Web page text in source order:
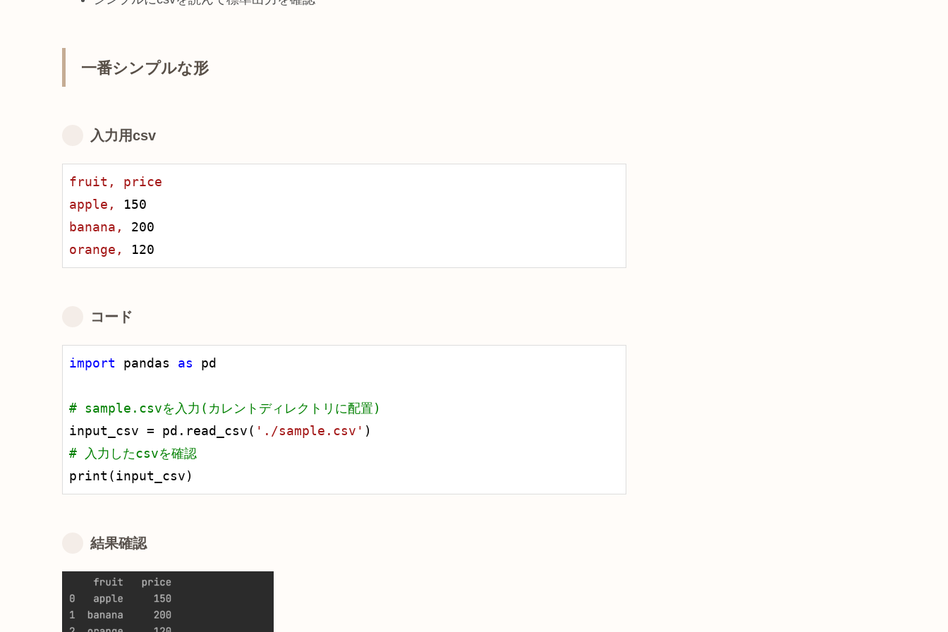
一番シンプルな形
入力用csv
fruit,
price
apple,
150
banana,
200
orange,
120
コード
import pandas as pd
# sample.csvを入力(カレントディレクトリに配置)
input_csv = pd.read_csv( './sample.csv'
# 入力したcsvを確認
print(input_csv)
結果確認